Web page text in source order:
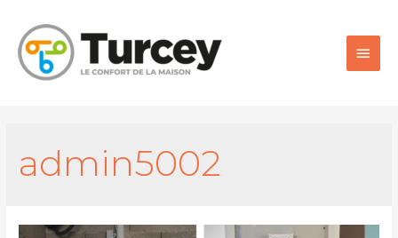
admin5002